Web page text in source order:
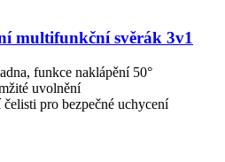
multifunkční svěrák 3v1
funkce naklápění 50°
uvolnění
pro bezpečné uchycení